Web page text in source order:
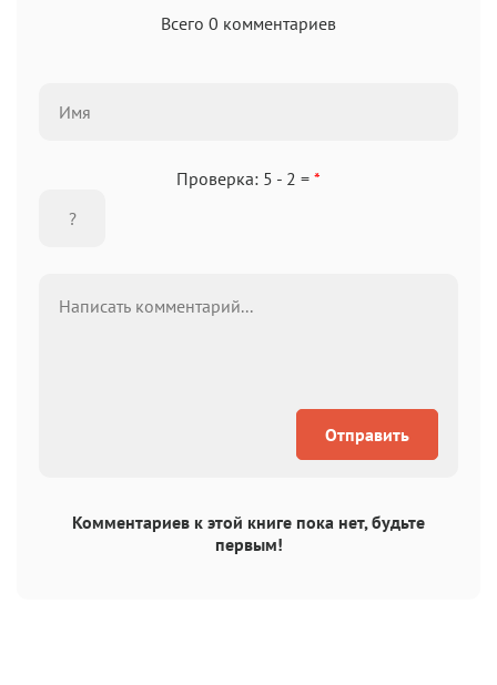
Всего 0 комментариев
Проверка: 5 - 2 = *
Отправить
Комментариев к этой книге пока нет, будьте
первым!